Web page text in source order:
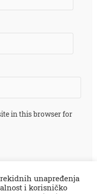
in this browser for
unapređenja
i korisničko